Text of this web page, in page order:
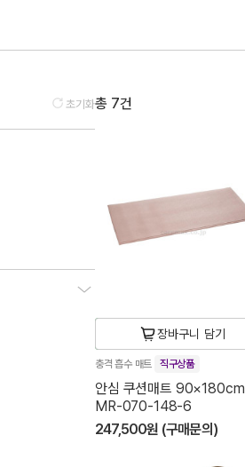
초기화총 7건
장바구니 담기
충격 흡수 매트 직구상품
안심 쿠션매트 90×180cm
MR-070-148-6
247,500원 (구매문의)